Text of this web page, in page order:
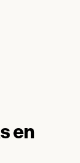
en